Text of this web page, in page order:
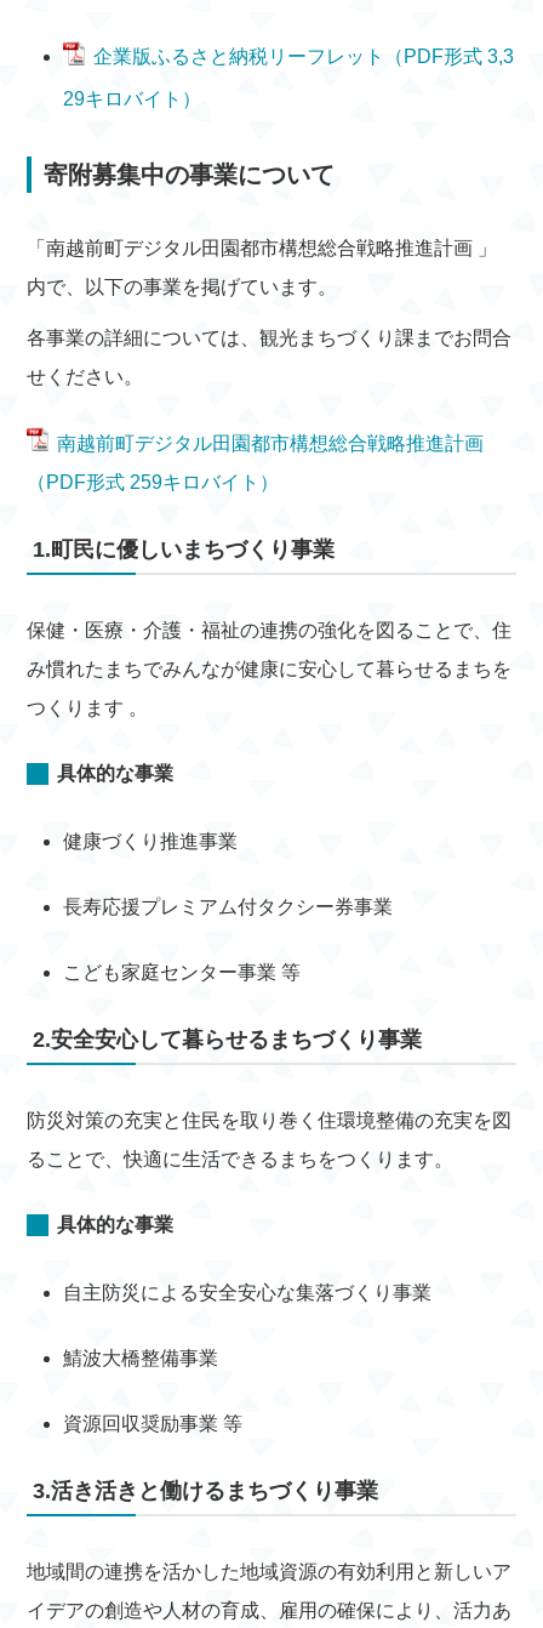
企業版ふるさと納税リーフレット（PDF形式 3,3
29キロバイト）
寄附募集中の事業について
「南越前町デジタル田園都市構想総合戦略推進計画 」
内で、以下の事業を掲げています。
各事業の詳細については、観光まちづくり課までお問合
せください。
南越前町デジタル田園都市構想総合戦略推進計画
（PDF形式 259キロバイト）
1.町民に優しいまちづくり事業
保健・医療・介護・福祉の連携の強化を図ることで、住
み慣れたまちでみんなが健康に安心して暮らせるまちを
つくります 。
具体的な事業
健康づくり推進事業
長寿応援プレミアム付タクシー券事業
こども家庭センター事業 等
2.安全安心して暮らせるまちづくり事業
防災対策の充実と住民を取り巻く住環境整備の充実を図
ることで、快適に生活できるまちをつくります。
具体的な事業
自主防災による安全安心な集落づくり事業
鯖波大橋整備事業
資源回収奨励事業 等
3.活き活きと働けるまちづくり事業
地域間の連携を活かした地域資源の有効利用と新しいア
イデアの創造や人材の育成、雇用の確保により、活力あ